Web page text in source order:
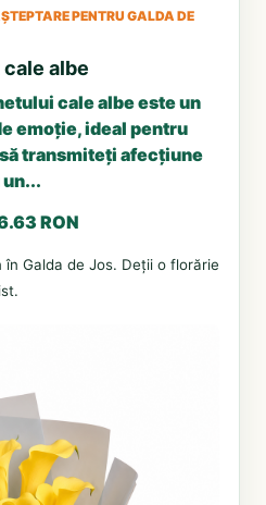
PENTRU GALDA DE
albe
cale albe este un
emoție, ideal pentru
transmiteți afecțiune
RON
Galda de Jos. Deții o florărie